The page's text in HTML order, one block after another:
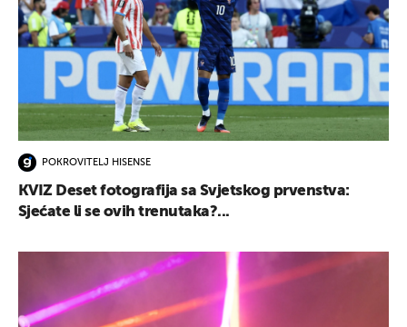
POKROVITELJ HISENSE
KVIZ Deset fotografija sa Svjetskog prvenstva:
Sjećate li se ovih trenutaka?...